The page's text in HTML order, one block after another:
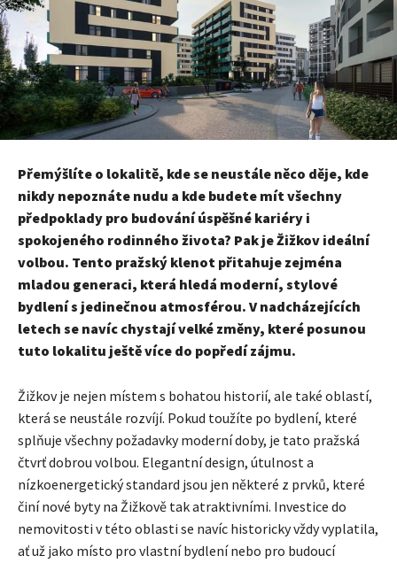
Přemýšlíte o lokalitě, kde se neustále něco děje, kde
nikdy nepoznáte nudu a kde budete mít všechny
předpoklady pro budování úspěšné kariéry i
spokojeného rodinného života? Pak je Žižkov ideální
volbou. Tento pražský klenot přitahuje zejména
mladou generaci, která hledá moderní, stylové
bydlení s jedinečnou atmosférou. V nadcházejících
letech se navíc chystají velké změny, které posunou
tuto lokalitu ještě více do popředí zájmu.
Žižkov je nejen místem s bohatou historií, ale také oblastí,
která se neustále rozvíjí. Pokud toužíte po bydlení, které
splňuje všechny požadavky moderní doby, je tato pražská
čtvrť dobrou volbou. Elegantní design, útulnost a
nízkoenergetický standard jsou jen některé z prvků, které
činí nové byty na Žižkově tak atraktivními. Investice do
nemovitosti v této oblasti se navíc historicky vždy vyplatila,
ať už jako místo pro vlastní bydlení nebo pro budoucí